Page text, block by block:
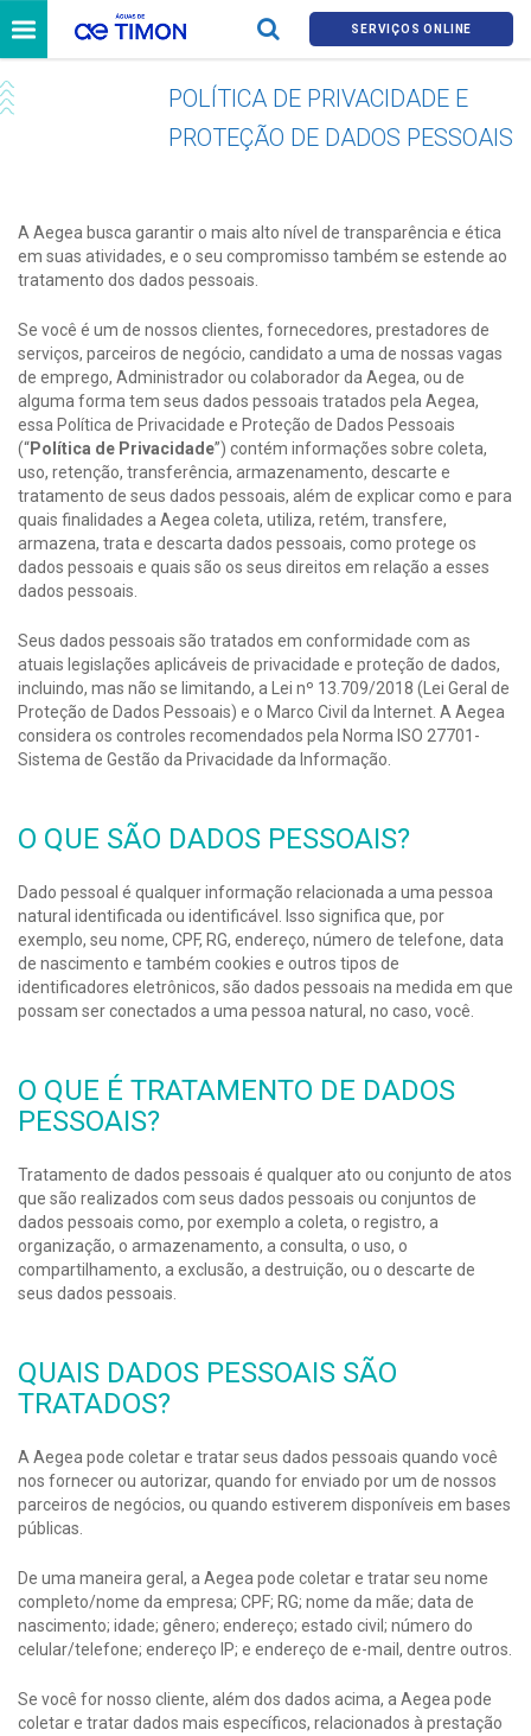
SERVIÇOS ONLINE
POLÍTICA DE PRIVACIDADE E
PROTEÇÃO DE DADOS PESSOAIS
A Aegea busca garantir o mais alto nível de transparência e ética
em suas atividades, e o seu compromisso também se estende ao
tratamento dos dados pessoais.
Se você é um de nossos clientes, fornecedores, prestadores de
serviços, parceiros de negócio, candidato a uma de nossas vagas
de emprego, Administrador ou colaborador da Aegea, ou de
alguma forma tem seus dados pessoais tratados pela Aegea,
essa Política de Privacidade e Proteção de Dados Pessoais
(“Política de Privacidade”) contém informações sobre coleta,
uso, retenção, transferência, armazenamento, descarte e
tratamento de seus dados pessoais, além de explicar como e para
quais finalidades a Aegea coleta, utiliza, retém, transfere,
armazena, trata e descarta dados pessoais, como protege os
dados pessoais e quais são os seus direitos em relação a esses
dados pessoais.
Seus dados pessoais são tratados em conformidade com as
atuais legislações aplicáveis de privacidade e proteção de dados,
incluindo, mas não se limitando, a Lei nº 13.709/2018 (Lei Geral de
Proteção de Dados Pessoais) e o Marco Civil da Internet. A Aegea
considera os controles recomendados pela Norma ISO 27701-
Sistema de Gestão da Privacidade da Informação.
O QUE SÃO DADOS PESSOAIS?
Dado pessoal é qualquer informação relacionada a uma pessoa
natural identificada ou identificável. Isso significa que, por
exemplo, seu nome, CPF, RG, endereço, número de telefone, data
de nascimento e também cookies e outros tipos de
identificadores eletrônicos, são dados pessoais na medida em que
possam ser conectados a uma pessoa natural, no caso, você.
O QUE É TRATAMENTO DE DADOS
PESSOAIS?
Tratamento de dados pessoais é qualquer ato ou conjunto de atos
que são realizados com seus dados pessoais ou conjuntos de
dados pessoais como, por exemplo a coleta, o registro, a
organização, o armazenamento, a consulta, o uso, o
compartilhamento, a exclusão, a destruição, ou o descarte de
seus dados pessoais.
QUAIS DADOS PESSOAIS SÃO
TRATADOS?
A Aegea pode coletar e tratar seus dados pessoais quando você
nos fornecer ou autorizar, quando for enviado por um de nossos
parceiros de negócios, ou quando estiverem disponíveis em bases
públicas.
De uma maneira geral, a Aegea pode coletar e tratar seu nome
completo/nome da empresa; CPF; RG; nome da mãe; data de
nascimento; idade; gênero; endereço; estado civil; número do
celular/telefone; endereço IP; e endereço de e-mail, dentre outros.
Se você for nosso cliente, além dos dados acima, a Aegea pode
coletar e tratar dados mais específicos, relacionados à prestação